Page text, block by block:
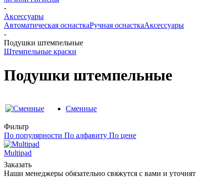
-
Аксессуары
Автоматическая оснасткаРучная оснасткаАксессуары
-
Подушки штемпельные
Штемпельные краски
Подушки штемпельные
Сменные
Фильтр
По популярности По алфавиту По цене
Multipad
Заказать
Наши менеджеры обязательно свяжутся с вами и уточнят